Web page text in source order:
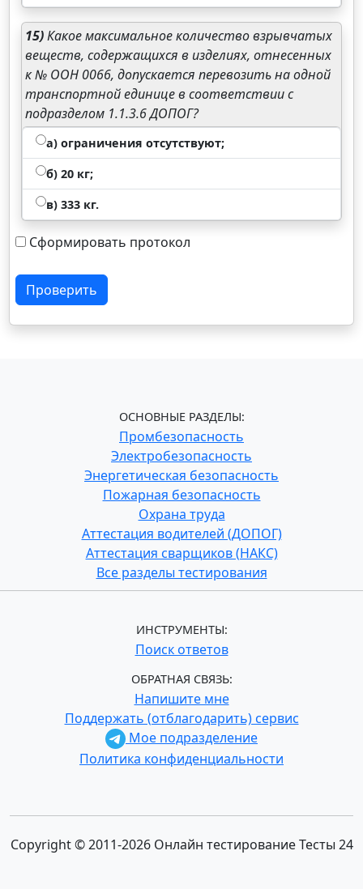
15)Какое максимальное количество взрывчатых
веществ, содержащихся в изделиях, отнесенных
к № ООН 0066, допускается перевозить на одной
транспортной единице в соответствии с
подразделом 1.1.3.6 ДОПОГ?
а) ограничения отсутствуют;
б) 20 кг;
в) 333 кг.
Сформировать протокол
Проверить
ОСНОВНЫЕ РАЗДЕЛЫ:
Промбезопасность
Электробезопасность
Энергетическая безопасность
Пожарная безопасность
Охрана труда
Аттестация водителей (ДОПОГ)
Аттестация сварщиков (НАКС)
Все разделы тестирования
ИНСТРУМЕНТЫ:
Поиск ответов
ОБРАТНАЯ СВЯЗЬ:
Напишите мне
Поддержать (отблагодарить) сервис
Мое подразделение
Политика конфиденциальности
Copyright © 2011-2026 Онлайн тестирование Тесты 24